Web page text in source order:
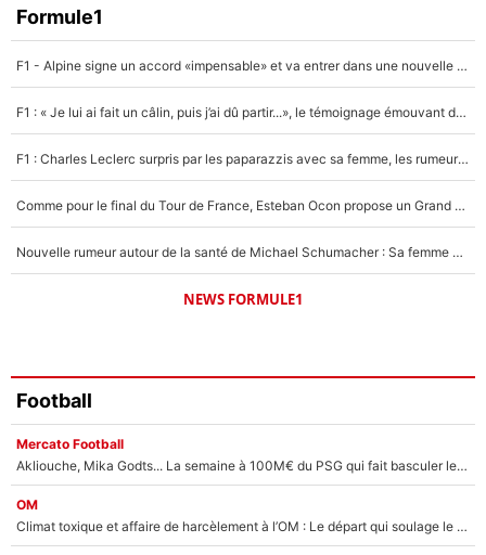
Faris Moumbagna
4%
Un autre joueur
5%
Formule1
F1 - Alpine signe un accord «impensable» et va entrer dans une nouvelle dimension : Grande nouvelle pour Pierre Gasly !
F1 : « Je lui ai fait un câlin, puis j’ai dû partir...», le témoignage émouvant de Max Verstappen sur sa fille
F1 : Charles Leclerc surpris par les paparazzis avec sa femme, les rumeurs étaient vraies !
Comme pour le final du Tour de France, Esteban Ocon propose un Grand Prix de Formule 1 à Paris : «Autour de l’Arc de Triomphe, ce serait génial» !
Nouvelle rumeur autour de la santé de Michael Schumacher : Sa femme Corinna sort du silence
NEWS FORMULE1
Football
Mercato Football
Akliouche, Mika Godts... La semaine à 100M€ du PSG qui fait basculer le mercato du PSG !
OM
Climat toxique et affaire de harcèlement à l’OM : Le départ qui soulage le vestiaire de Bruno Genesio